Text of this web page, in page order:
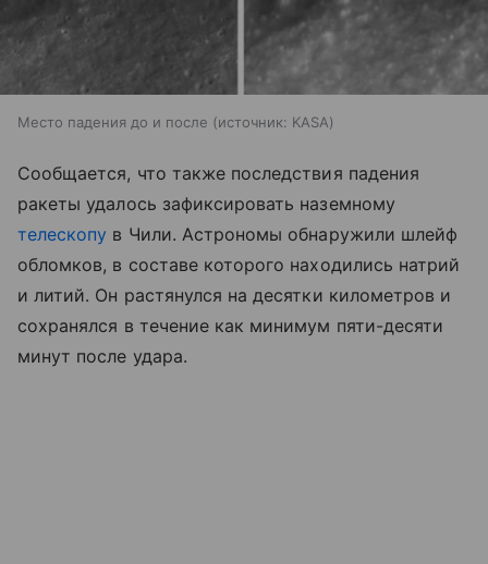
Место падения до и после источник: KASA
Сообщается, что также последствия падения
ракеты удалось зафиксировать наземному
телескопу в Чили. Астрономы обнаружили шлейф
обломков, в составе которого находились натрий
и литий. Он растянулся на десятки километров и
сохранялся в течение как минимум пяти-десяти
минут после удара.